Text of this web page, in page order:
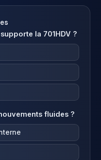
la 701HDV ?
fluides ?